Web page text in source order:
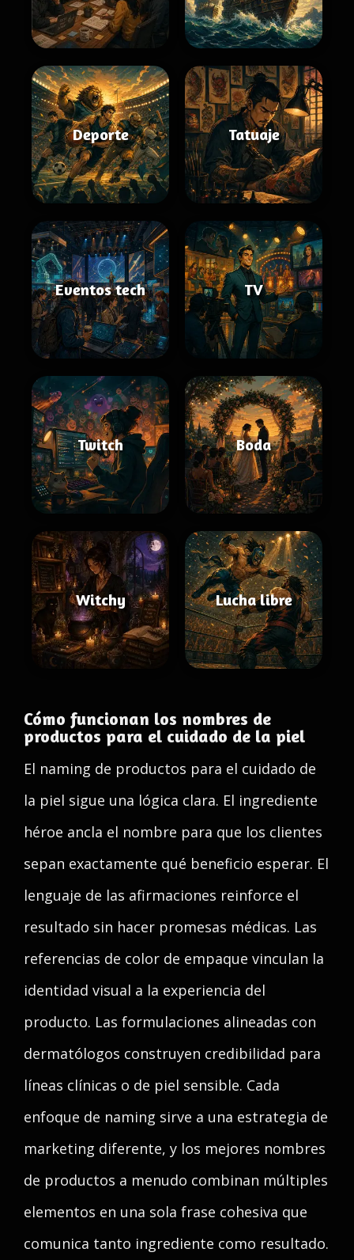
Deporte Tatuaje
Eventos tech TV
Twitch Boda
Witchy Lucha libre
Cómo funcionan los nombres de
productos para el cuidado de la piel
El naming de productos para el cuidado de
la piel sigue una lógica clara. El ingrediente
héroe ancla el nombre para que los clientes
sepan exactamente qué beneficio esperar. El
lenguaje de las afirmaciones reinforce el
resultado sin hacer promesas médicas. Las
referencias de color de empaque vinculan la
identidad visual a la experiencia del
producto. Las formulaciones alineadas con
dermatólogos construyen credibilidad para
líneas clínicas o de piel sensible. Cada
enfoque de naming sirve a una estrategia de
marketing diferente, y los mejores nombres
de productos a menudo combinan múltiples
elementos en una sola frase cohesiva que
comunica tanto ingrediente como resultado.